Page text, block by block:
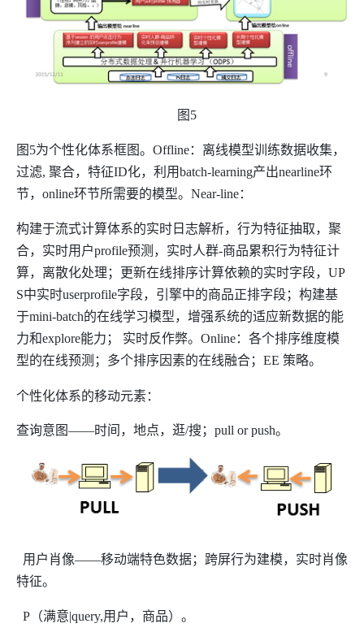
图 5
图 5为个性化体系框图。 Offline：离线模型训练数据收集，
过滤, 聚合，特征ID化，利用batch-learning产出nearline环
节， online环节所需要的模型。 Near-line：
构建于流式计算体系的实时日志解析，行为特征抽取，聚
合，实时用户profile预测，实时人群-商品累积行为特征计
算，离散化处理；更新在线排序计算依赖的实时字段， UP
S中实时userprofile字段，引擎中的商品正排字段；构建基
于mini-batch的在线学习模型，增强系统的适应新数据的能
力和explore能力； 实时反作弊。 Online：各个排序维度模
型的在线预测；多个排序因素的在线融合； EE 策略。
个性化体系的移动元素：
查询意图——时间，地点，逛/搜； pull or push。
用户肖像——移动端特色数据；跨屏行为建模，实时肖像
特征。
P （满意|query,用户，商品）。